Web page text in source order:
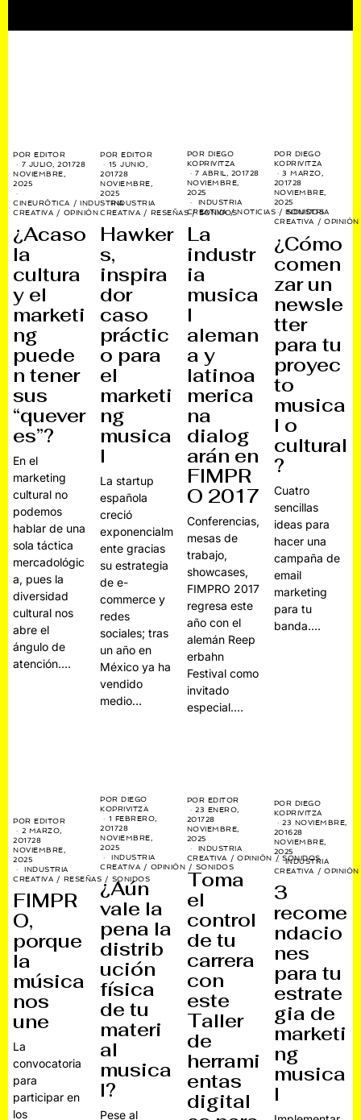
POREDITOR
7 JULIO, 201728
NOVIEMBRE,
2025
CINEURÓTICA / INDUSTRIA
CREATIVA / OPINIÓN
¿Acaso
la
cultura
y el
marketi
ng
puede
n tener
sus
“quever
es”?
En el
marketing
cultural no
podemos
hablar de una
sola táctica
mercadológic
a, pues la
diversidad
cultural nos
abre el
ángulo de
atención.…
POREDITOR
15 JUNIO,
201728
NOVIEMBRE,
2025
INDUSTRIA
CREATIVA / RESEÑAS / SONIDOS
Hawker
s,
inspira
dor
caso
práctic
o para
el
marketi
ng
musica
l
La startup
española
creció
exponencialm
ente gracias
su estrategia
de e-
commerce y
redes
sociales; tras
un año en
México ya ha
vendido
medio…
POR DIEGO
KOPRIVITZA
7 ABRIL, 201728
NOVIEMBRE,
2025
INDUSTRIA
CREATIVA / NOTICIAS / SONIDOS
La
industr
ia
musica
l
aleman
a y
latinoa
merica
na
dialog
arán en
FIMPR
O 2017
Conferencias,
mesas de
trabajo,
showcases,
FIMPRO 2017
regresa este
año con el
alemán Reep
erbahn
Festival como
invitado
especial.…
POR DIEGO
KOPRIVITZA
3 MARZO,
201728
NOVIEMBRE,
2025
INDUSTRIA
CREATIVA / OPINIÓN
¿Cómo
comen
zar un
newsle
tter
para tu
proyec
to
musica
l o
cultural
?
Cuatro
sencillas
ideas para
hacer una
campaña de
email
marketing
para tu
banda.…
POREDITOR
2 MARZO,
201728
NOVIEMBRE,
2025
INDUSTRIA
CREATIVA / RESEÑAS / SONIDOS
FIMPR
O,
porque
la
música
nos
une
La
convocatoria
para
participar en
los
PORDIEGO
KOPRIVITZA
1 FEBRERO,
201728
NOVIEMBRE,
2025
INDUSTRIA
CREATIVA / OPINIÓN / SONIDOS
¿Aún
vale la
pena la
distrib
ución
física
de tu
materi
al
musica
l?
Pese al
POR EDITOR
23 ENERO,
201728
NOVIEMBRE,
2025
INDUSTRIA
CREATIVA / OPINIÓN / SONIDOS
Toma
el
control
de tu
carrera
con
este
Taller
de
herrami
entas
digital
POR DIEGO
KOPRIVITZA
23 NOVIEMBRE,
201628
NOVIEMBRE,
2025
INDUSTRIA
CREATIVA / OPINIÓN
3
recome
ndacio
nes
para tu
estrate
gia de
marketi
ng
musica
l